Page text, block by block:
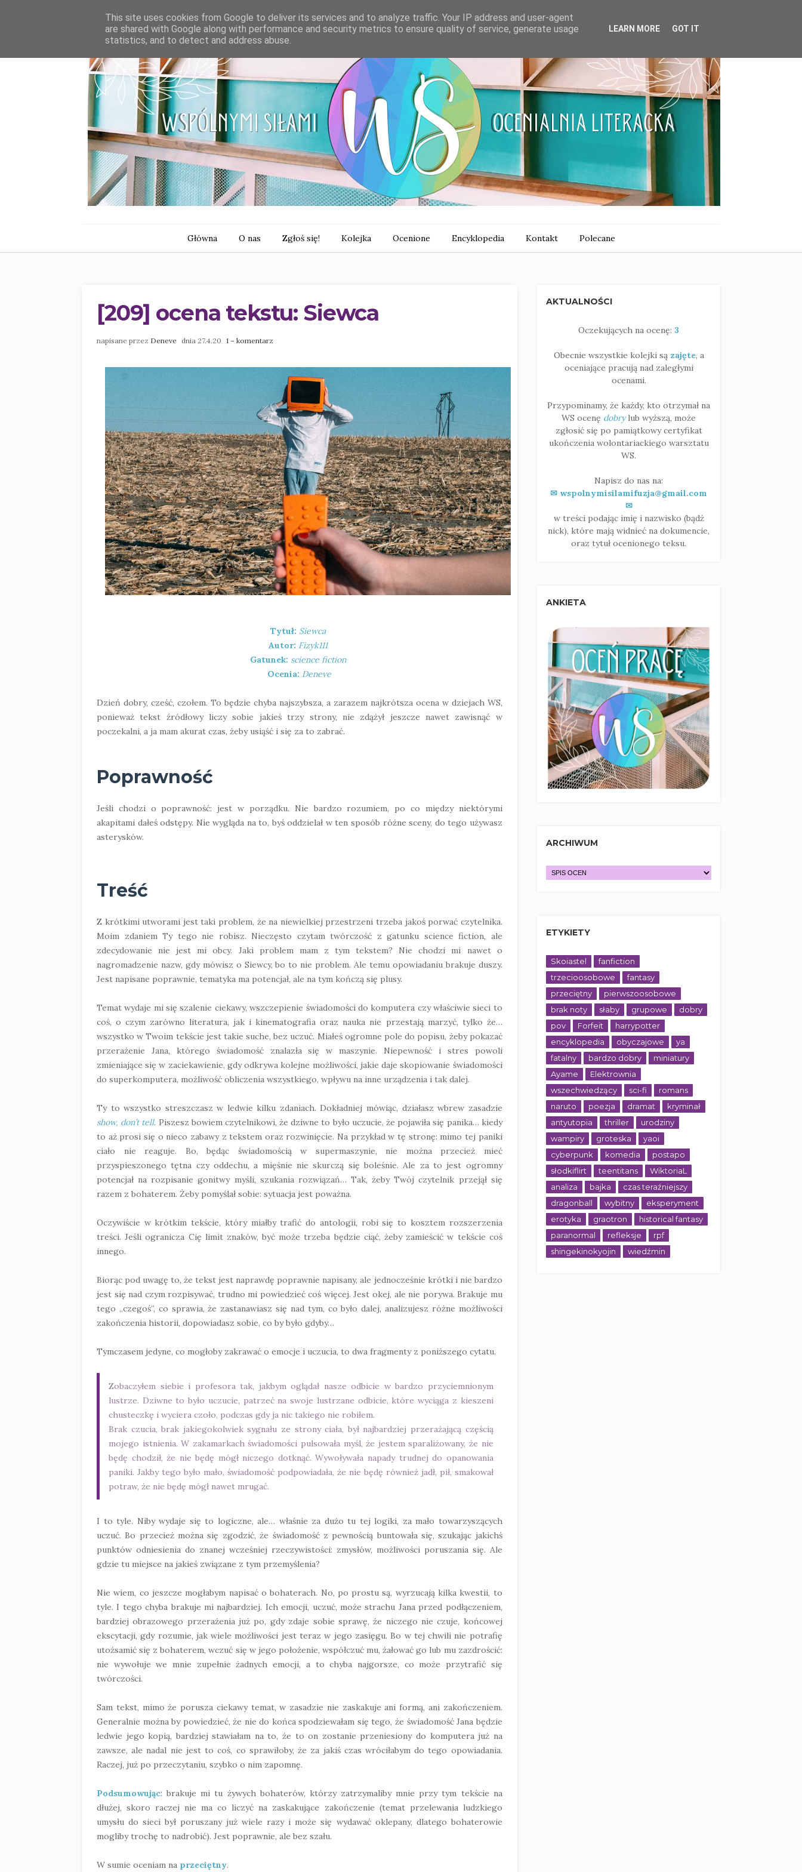
Główna O nas Zgłoś się! Kolejka Ocenione Encyklopedia Kontakt Polecane
[209] ocena tekstu: Siewca
napisane przez Deneve dnia 27.4.20 1 – komentarz
Tytuł: Siewca
Autor: Fizyk111
Gatunek: science fiction
Ocenia: Deneve
Dzień dobry, cześć, czołem. To będzie chyba najszybsza, a zarazem najkrótsza ocena w dziejach WS,
ponieważ tekst źródłowy liczy sobie jakieś trzy strony, nie zdążył jeszcze nawet zawisnąć w
poczekalni, a ja mam akurat czas, żeby usiąść i się za to zabrać.
Poprawność
Jeśli chodzi o poprawność: jest w porządku. Nie bardzo rozumiem, po co między niektórymi
akapitami dałeś odstępy. Nie wygląda na to, byś oddzielał w ten sposób różne sceny, do tego używasz
asterysków.
Treść
Z krótkimi utworami jest taki problem, że na niewielkiej przestrzeni trzeba jakoś porwać czytelnika.
Moim zdaniem Ty tego nie robisz. Nieczęsto czytam twórczość z gatunku science fiction, ale
zdecydowanie nie jest mi obcy. Jaki problem mam z tym tekstem? Nie chodzi mi nawet o
nagromadzenie nazw, gdy mówisz o Siewcy, bo to nie problem. Ale temu opowiadaniu brakuje duszy.
Jest napisane poprawnie, tematyka ma potencjał, ale na tym kończą się plusy.
Temat wydaje mi się szalenie ciekawy, wszczepienie świadomości do komputera czy właściwie sieci to
coś, o czym zarówno literatura, jak i kinematografia oraz nauka nie przestają marzyć, tylko że…
wszystko w Twoim tekście jest takie suche, bez uczuć. Miałeś ogromne pole do popisu, żeby pokazać
przerażenie Jana, którego świadomość znalazła się w maszynie. Niepewność i stres powoli
zmieniające się w zaciekawienie, gdy odkrywa kolejne możliwości, jakie daje skopiowanie świadomości
do superkomputera, możliwość obliczenia wszystkiego, wpływu na inne urządzenia i tak dalej.
Ty to wszystko streszczasz w ledwie kilku zdaniach. Dokładniej mówiąc, działasz wbrew zasadzie
show, don’t tell. Piszesz bowiem czytelnikowi, że dziwne to było uczucie, że pojawiła się panika… kiedy
to aż prosi się o nieco zabawy z tekstem oraz rozwinięcie. Na przykład w tę stronę: mimo tej paniki
ciało nie reaguje. Bo, będąc świadomością w supermaszynie, nie można przecież mieć
przyspieszonego tętna czy oddechu, a mięśnie nie skurczą się boleśnie. Ale za to jest ogromny
potencjał na rozpisanie gonitwy myśli, szukania rozwiązań… Tak, żeby Twój czytelnik przejął się
razem z bohaterem. Żeby pomyślał sobie: sytuacja jest poważna.
Oczywiście w krótkim tekście, który miałby trafić do antologii, robi się to kosztem rozszerzenia
treści. Jeśli ogranicza Cię limit znaków, być może trzeba będzie ciąć, żeby zamieścić w tekście coś
innego.
Biorąc pod uwagę to, że tekst jest naprawdę poprawnie napisany, ale jednocześnie krótki i nie bardzo
jest się nad czym rozpisywać, trudno mi powiedzieć coś więcej. Jest okej, ale nie porywa. Brakuje mu
tego „czegoś”, co sprawia, że zastanawiasz się nad tym, co było dalej, analizujesz różne możliwości
zakończenia historii, dopowiadasz sobie, co by było gdyby…
Tymczasem jedyne, co mogłoby zakrawać o emocje i uczucia, to dwa fragmenty z poniższego cytatu.
Zobaczyłem siebie i profesora tak, jakbym oglądał nasze odbicie w bardzo przyciemnionym
lustrze. Dziwne to było uczucie, patrzeć na swoje lustrzane odbicie, które wyciąga z kieszeni
chusteczkę i wyciera czoło, podczas gdy ja nic takiego nie robiłem.
Brak czucia, brak jakiegokolwiek sygnału ze strony ciała, był najbardziej przerażającą częścią
mojego istnienia. W zakamarkach świadomości pulsowała myśl, że jestem sparaliżowany, że nie
będę chodził, że nie będę mógł niczego dotknąć. Wywoływała napady trudnej do opanowania
paniki. Jakby tego było mało, świadomość podpowiadała, że nie będę również jadł, pił, smakował
potraw, że nie będę mógł nawet mrugać.
I to tyle. Niby wydaje się to logiczne, ale… właśnie za dużo tu tej logiki, za mało towarzyszących
uczuć. Bo przecież można się zgodzić, że świadomość z pewnością buntowała się, szukając jakichś
punktów odniesienia do znanej wcześniej rzeczywistości: zmysłów, możliwości poruszania się. Ale
gdzie tu miejsce na jakieś związane z tym przemyślenia?
Nie wiem, co jeszcze mogłabym napisać o bohaterach. No, po prostu są, wyrzucają kilka kwestii, to
tyle. I tego chyba brakuje mi najbardziej. Ich emocji, uczuć, może strachu Jana przed podłączeniem,
bardziej obrazowego przerażenia już po, gdy zdaje sobie sprawę, że niczego nie czuje, końcowej
ekscytacji, gdy rozumie, jak wiele możliwości jest teraz w jego zasięgu. Bo w tej chwili nie potrafię
utożsamić się z bohaterem, wczuć się w jego położenie, współczuć mu, żałować go lub mu zazdrościć:
nie wywołuje we mnie zupełnie żadnych emocji, a to chyba najgorsze, co może przytrafić się
twórczości.
Sam tekst, mimo że porusza ciekawy temat, w zasadzie nie zaskakuje ani formą, ani zakończeniem.
Generalnie można by powiedzieć, że nie do końca spodziewałam się tego, że świadomość Jana będzie
ledwie jego kopią, bardziej stawiałam na to, że to on zostanie przeniesiony do komputera już na
zawsze, ale nadal nie jest to coś, co sprawiłoby, że za jakiś czas wróciłabym do tego opowiadania.
Raczej, już po przeczytaniu, szybko o nim zapomnę.
Podsumowując: brakuje mi tu żywych bohaterów, którzy zatrzymaliby mnie przy tym tekście na
dłużej, skoro raczej nie ma co liczyć na zaskakujące zakończenie (temat przelewania ludzkiego
umysłu do sieci był poruszany już wiele razy i może się wydawać oklepany, dlatego bohaterowie
mogliby trochę to nadrobić). Jest poprawnie, ale bez szału.
W sumie oceniam na przeciętny.
AKTUALNOŚCI
Oczekujących na ocenę: 3
Obecnie wszystkie kolejki są zajęte, a
oceniające pracują nad zaległymi
ocenami.
Przypominamy, że każdy, kto otrzymał na
WS ocenę dobrylub wyższą, może
zgłosić się po pamiątkowy certyfikat
ukończenia wolontariackiego warsztatu
WS.
Napisz do nas na:
✉ wspolnymisilamifuzja@gmail.com
✉
w treści podając imię i nazwisko (bądź
nick), które mają widnieć na dokumencie,
oraz tytuł ocenionego teksu.
ANKIETA
ARCHIWUM
ETYKIETY
Skoiastel
fanfiction
trzecioosobowe
fantasy
przeciętny
pierwszoosobowe
brak noty
słaby grupowe
dobry
pov
Forfeit
harrypotter
encyklopedia
obyczajowe
ya
fatalny
bardzo dobry
miniatury
Ayame
Elektrownia
wszechwiedzący
sci-fi
romans
naruto
poezja dramat
kryminał
antyutopia
thriller
urodziny
wampiry
groteska
yaoi
cyberpunk
komedia
postapo
słodkiflirt
teentitans
WiktoriaL
analiza
bajka
czas teraźniejszy
dragonball
wybitny
eksperyment
erotyka
graotron
historical fantasy
paranormal
refleksje
rpf
shingekinokyojin
wiedźmin
This site uses cookies from Google to deliver its services and to analyze traffic. Your IP address and user-agent
are shared with Google along with performance and security metrics to ensure quality of service, generate usage
statistics, and to detect and address abuse.
LEARN MORE GOT IT